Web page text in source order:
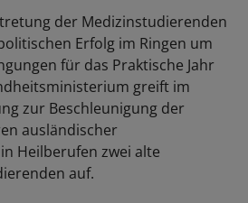
der Medizinstudierenden
Erfolg im Ringen um
für das Praktische Jahr
greift im
zur Beschleunigung der
ausländischer
Heilberufen zwei alte
auf.